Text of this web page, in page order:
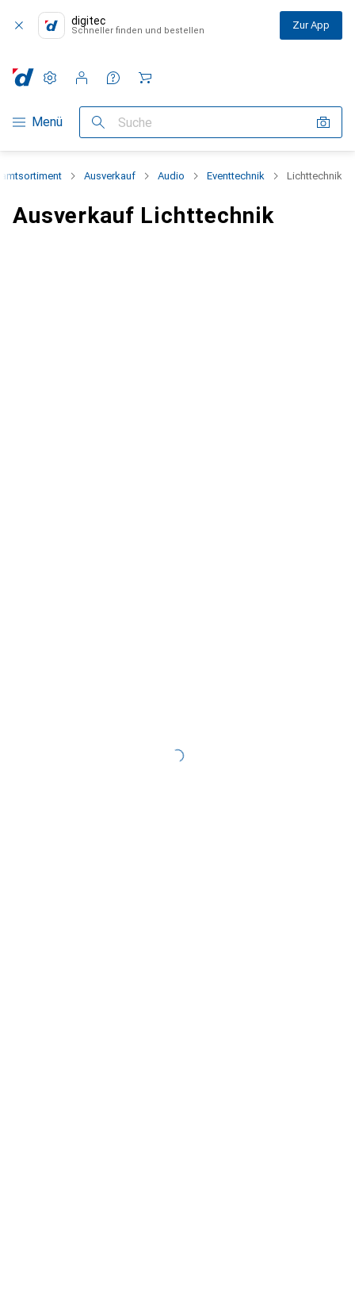
digitec
Schneller finden und bestellen Zur App
Navigation nach Kategorien
Menü Suche
Einstellungen
Kundenkonto
Vergleichslisten
Merklisten
Warenkorb
Ausverkauf Audio Eventtechnik Lichttechnik
Ausverkauf Lichttechnik